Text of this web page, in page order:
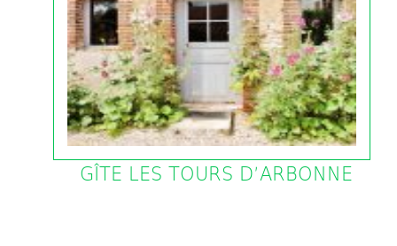
GÎTE LES TOURS D’ARBONNE